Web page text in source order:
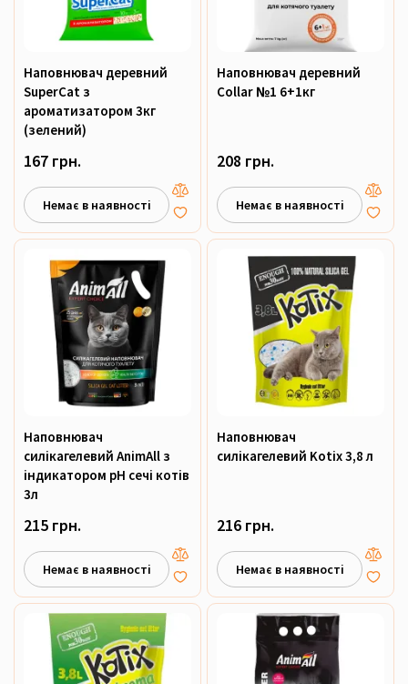
Наповнювач деревний
SuperCat з
ароматизатором 3кг
(зелений)
167 грн.
Немає в наявності
Наповнювач деревний
Collar №1 6+1кг
208 грн.
Немає в наявності
Наповнювач
силікагелевий AnimAll з
індикатором рН сечі котів
3л
215 грн.
Немає в наявності
Наповнювач
силікагелевий Kotix 3,8 л
216 грн.
Немає в наявності